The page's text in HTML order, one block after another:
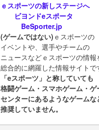
ｅスポーツの新しステージへ
ビヨンドeスポータ
BeSporter.jp
(ゲームではない) ｅスポーツの
イベントや、選手やチームの
ニュースなどｅスポーツの情報
総合的に網羅した情報サイトで
「eスポーツ」と称していても
格闘ゲーム・スマホゲーム・ゲ
センターにあるようなゲームな
推奨していません。